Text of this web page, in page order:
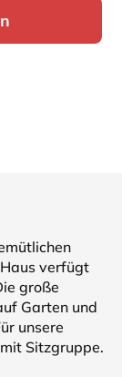
verfügt
große
Garten und
unsere
Sitzgruppe.